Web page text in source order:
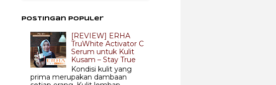
Postingan Populer
[REVIEW] ERHA
TruWhite Activator C
Serum untuk Kulit
Kusam – Stay True
Kondisi kulit yang
prima merupakan dambaan